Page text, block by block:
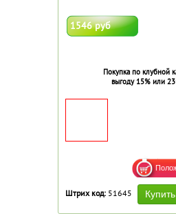
1546 руб
Покупка по клубной
выгоду 15% или
Штрих код: 51645